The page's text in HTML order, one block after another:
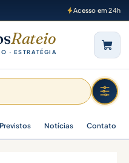
Acesso em 24h
Rateio
· ESTRATÉGIA
Previstos Notícias Contato